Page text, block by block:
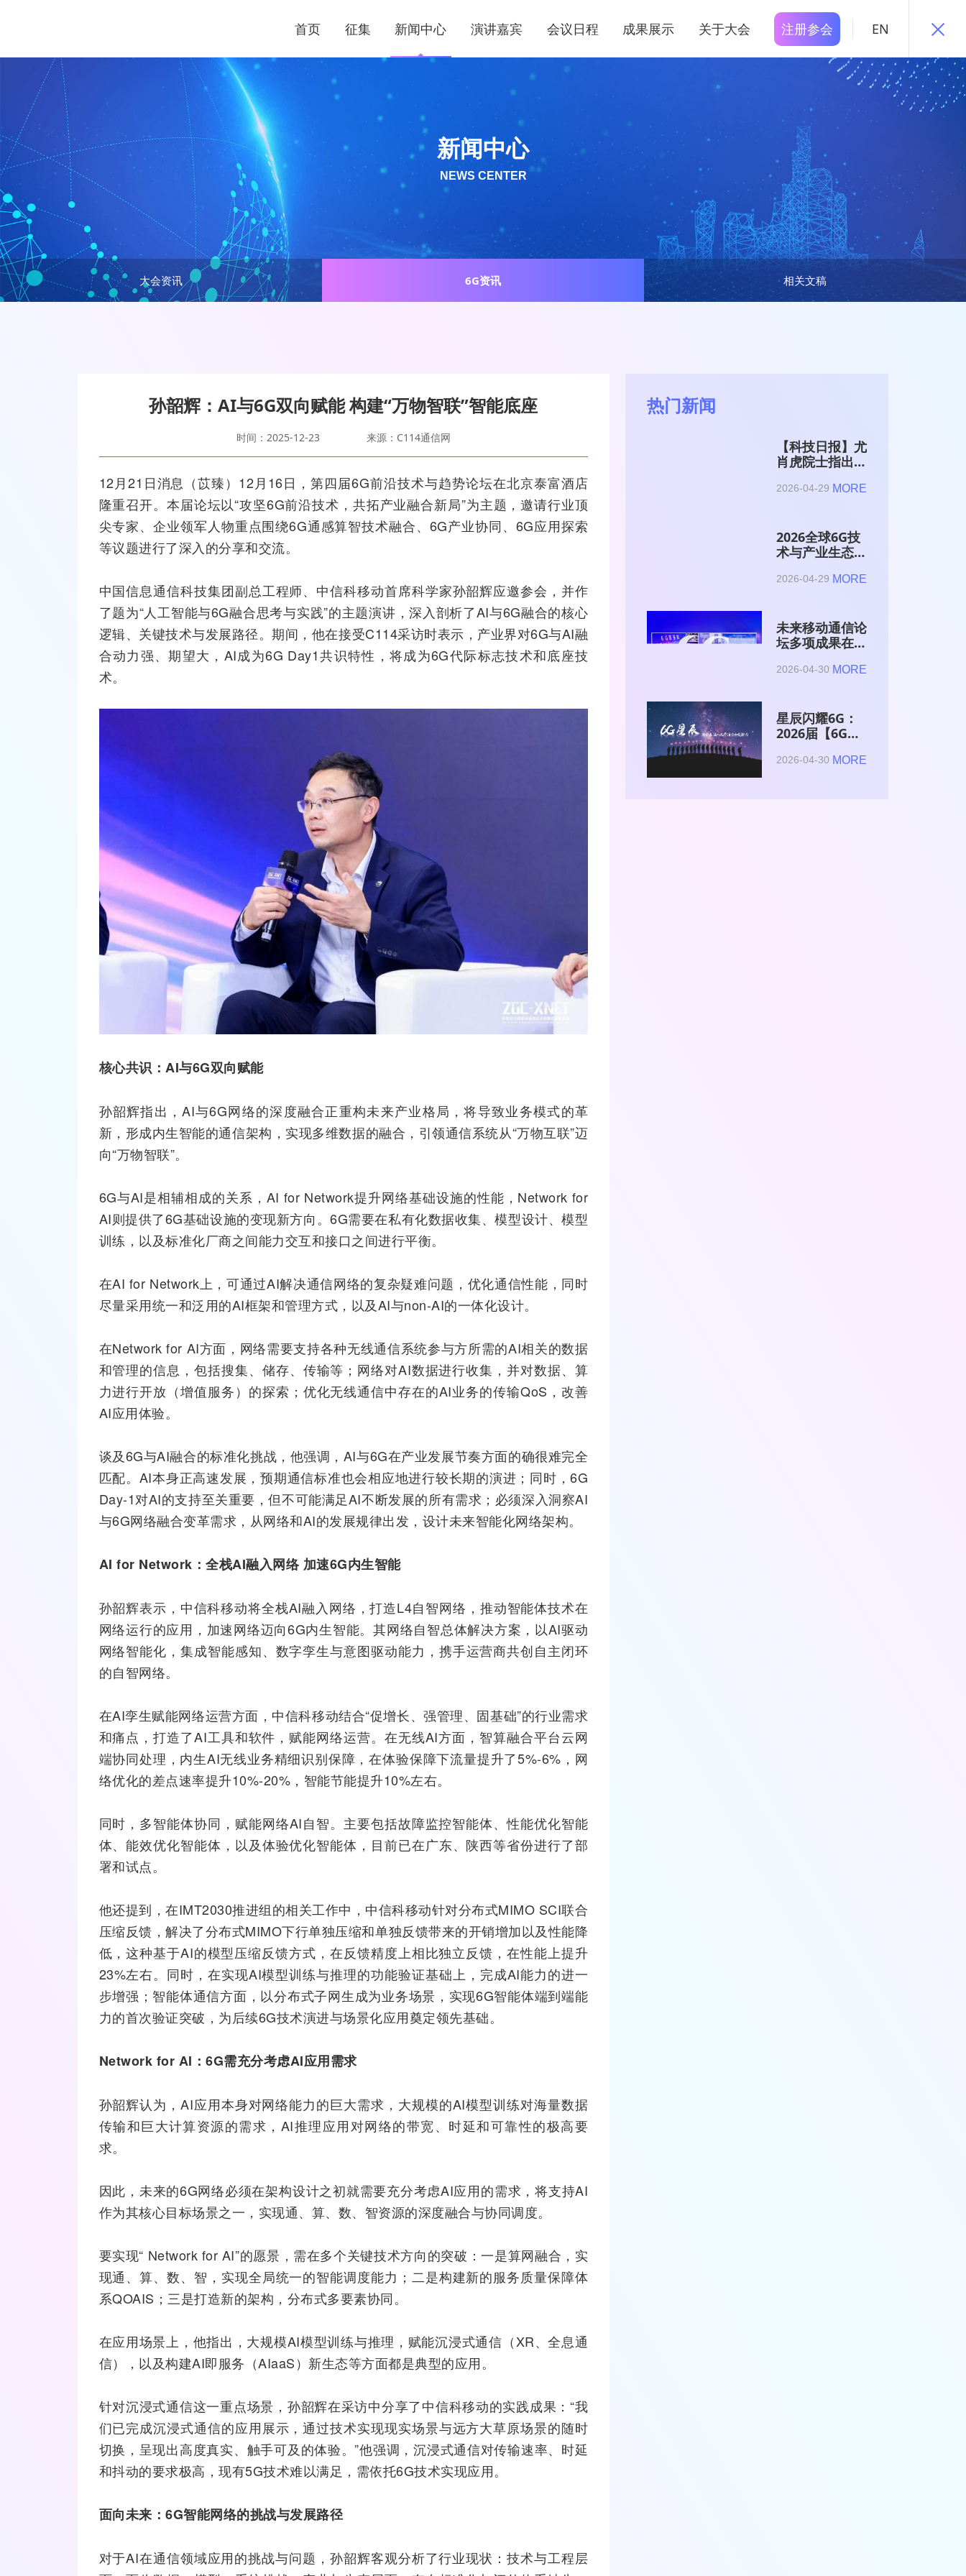
首页 征集 新闻中心 演讲嘉宾 会议日程 成果展示 关于大会 注册参会 EN
大会资讯 6G资讯 相关文稿
新闻中心
NEWS CENTER
孙韶辉：AI与6G双向赋能 构建“万物智联”智能底座
时间：2025-12-23 来源：C114通信网
12月21日消息（苡臻）12月16日，第四届6G前沿技术与趋势论坛在北京泰富酒店
隆重召开。本届论坛以“攻坚6G前沿技术，共拓产业融合新局”为主题，邀请行业顶
尖专家、企业领军人物重点围绕6G通感算智技术融合、6G产业协同、6G应用探索
等议题进行了深入的分享和交流。
中国信息通信科技集团副总工程师、中信科移动首席科学家孙韶辉应邀参会，并作
了题为“人工智能与6G融合思考与实践”的主题演讲，深入剖析了AI与6G融合的核心
逻辑、关键技术与发展路径。期间，他在接受C114采访时表示，产业界对6G与AI融
合动力强、期望大，AI成为6G Day1共识特性，将成为6G代际标志技术和底座技
术。
核心共识：AI与6G双向赋能
孙韶辉指出，AI与6G网络的深度融合正重构未来产业格局，将导致业务模式的革
新，形成内生智能的通信架构，实现多维数据的融合，引领通信系统从“万物互联”迈
向“万物智联”。
6G与AI是相辅相成的关系，AI for Network提升网络基础设施的性能，Network for
AI则提供了6G基础设施的变现新方向。6G需要在私有化数据收集、模型设计、模型
训练，以及标准化厂商之间能力交互和接口之间进行平衡。
在AI for Network上，可通过AI解决通信网络的复杂疑难问题，优化通信性能，同时
尽量采用统一和泛用的AI框架和管理方式，以及AI与non-AI的一体化设计。
在Network for AI方面，网络需要支持各种无线通信系统参与方所需的AI相关的数据
和管理的信息，包括搜集、储存、传输等；网络对AI数据进行收集，并对数据、算
力进行开放（增值服务）的探索；优化无线通信中存在的AI业务的传输QoS ，改善
AI应用体验。
谈及6G与AI融合的标准化挑战，他强调，AI与6G在产业发展节奏方面的确很难完全
匹配。AI本身正高速发展，预期通信标准也会相应地进行较长期的演进；同时，6G
Day-1对AI的支持至关重要，但不可能满足AI不断发展的所有需求；必须深入洞察AI
与6G网络融合变革需求，从网络和AI的发展规律出发，设计未来智能化网络架构。
AI for Network：全栈AI融入网络 加速6G内生智能
孙韶辉表示，中信科移动将全栈AI融入网络，打造L4自智网络，推动智能体技术在
网络运行的应用，加速网络迈向6G内生智能。其网络自智总体解决方案，以AI驱动
网络智能化，集成智能感知、 数字孪生与意图驱动能力，携手运营商共创自主闭环
的自智网络。
在AI孪生赋能网络运营方面，中信科移动结合“促增长、强管理、固基础”的行业需求
和痛点，打造了AI工具和软件，赋能网络运营。在无线AI方面，智算融合平台云网
端协同处理，内生AI无线业务精细识别保障，在体验保障下流量提升了5%-6%，网
络优化的差点速率提升10%-20%，智能节能提升10%左右。
同时，多智能体协同，赋能网络AI自智。主要包括故障监控智能体、性能优化智能
体、能效优化智能体，以及体验优化智能体，目前已在广东、陕西等省份进行了部
署和试点。
他还提到，在IMT2030推进组的相关工作中，中信科移动针对分布式MIMO SCI联合
压缩反馈，解决了分布式MIMO下行单独压缩和单独反馈带来的开销增加以及性能降
低，这种基于AI的模型压缩反馈方式，在反馈精度上相比独立反馈，在性能上提升
23%左右。同时，在实现AI模型训练与推理的功能验证基础上，完成AI能力的进一
步增强；智能体通信方面，以分布式子网生成为业务场景，实现6G智能体端到端能
力的首次验证突破，为后续6G技术演进与场景化应用奠定领先基础。
Network for AI：6G需充分考虑AI应用需求
孙韶辉认为，AI应用本身对网络能力的巨大需求，大规模的AI模型训练对海量数据
传输和巨大计算资源的需求，AI推理应用对网络的带宽、时延和可靠性的极高要
求。
因此，未来的6G网络必须在架构设计之初就需要充分考虑AI应用的需求，将支持AI
作为其核心目标场景之一，实现通、算、数、智资源的深度融合与协同调度。
要实现“ Network for AI”的愿景，需在多个关键技术方向的突破：一是算网融合，实
现通、算、数、智，实现全局统一的智能调度能力；二是构建新的服务质量保障体
系QOAIS；三是打造新的架构，分布式多要素协同。
在应用场景上，他指出，大规模AI模型训练与推理，赋能沉浸式通信（XR、全息通
信），以及构建AI即服务（AIaaS）新生态等方面都是典型的应用。
针对沉浸式通信这一重点场景，孙韶辉在采访中分享了中信科移动的实践成果：“我
们已完成沉浸式通信的应用展示，通过技术实现现实场景与远方大草原场景的随时
切换，呈现出高度真实、触手可及的体验。”他强调，沉浸式通信对传输速率、时延
和抖动的要求极高，现有5G技术难以满足，需依托6G技术实现应用。
面向未来：6G智能网络的挑战与发展路径
对于AI在通信领域应用的挑战与问题，孙韶辉客观分析了行业现状：技术与工程层
热门新闻
【科技日报】尤
肖虎院士指出
是赋能AI的发
2026-04-29 MORE
2026全球6G技
术与产业生态大
2026-04-29 MORE
未来移动通信论
坛多项成果在
术与产业生态大
2026-04-30 MORE
星辰闪耀6G：
2026届【6G星
与博士获颁证书
2026-04-30 MORE